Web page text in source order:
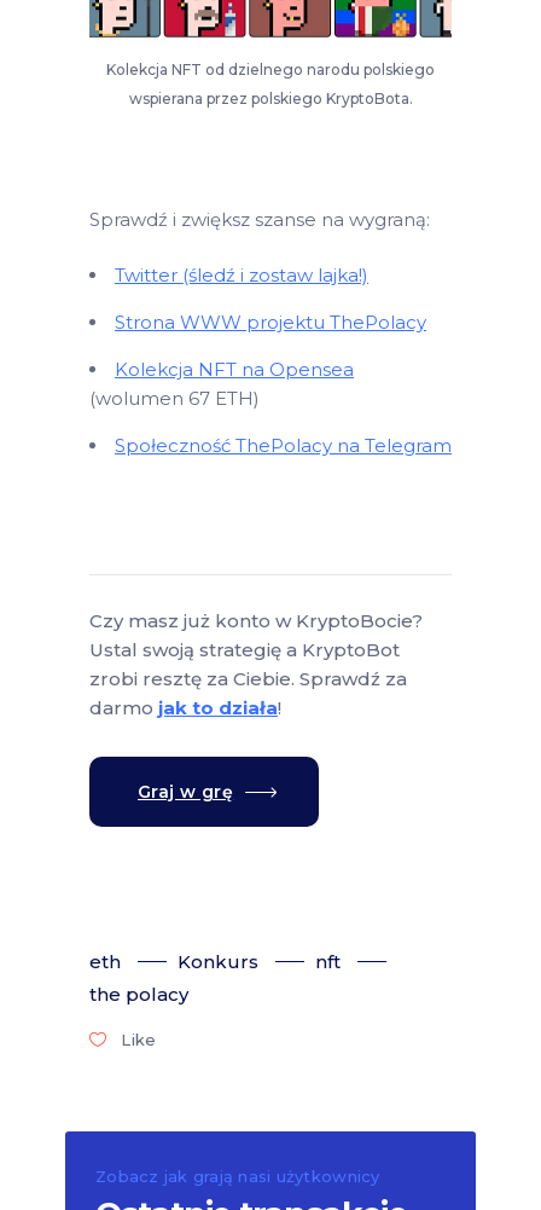
Kolekcja NFT od dzielnego narodu polskiego
wspierana przez polskiego KryptoBota.
Sprawdź i zwiększ szanse na wygraną:
Twitter (śledź i zostaw lajka!)
Strona WWW projektu ThePolacy
Kolekcja NFT na Opensea
(wolumen 67 ETH)
Społeczność ThePolacy na Telegram
Czy masz już konto w KryptoBocie?
Ustal swoją strategię a KryptoBot
zrobi resztę za Ciebie. Sprawdź za
darmo jak to działa!
Graj w grę
eth Konkurs
nft
the polacy
Like
Zobacz jak grają nasi użytkownicy